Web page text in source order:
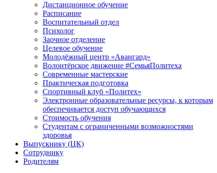
Дистанционное обучение
Расписание
Воспитательный отдел
Психолог
Заочное отделение
Целевое обучение
Молодёжный центр «Авангард»
Волонтёрское движение #СемьяПолитеха
Современные мастерские
Практическая подготовка
Спортивный клуб «Политех»
Электронные образовательные ресурсы, к которым
обеспечивается доступ обучающихся
Стоимость обучения
Студентам с ограниченными возможностями
здоровья
Выпускнику (ЦК)
Сотруднику
Родителям